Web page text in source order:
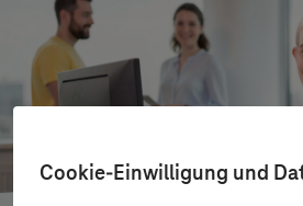
Cookie-Einwilligung und
Kreis Bergstraße